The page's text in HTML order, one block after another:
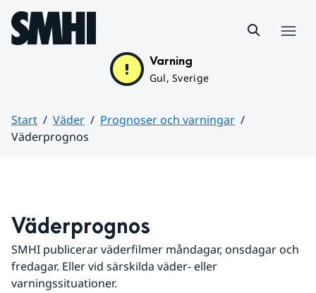
Hoppa till sidans innehåll
Varning
Gul, Sverige
Start Väder
Prognoser och varningar
Väderprognos
Väderprognos
SMHI publicerar väderfilmer måndagar, onsdagar och
fredagar. Eller vid särskilda väder- eller
varningssituationer.